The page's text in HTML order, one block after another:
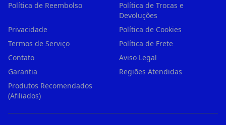
Política de Reembolso
Política de Trocas e
Devoluções
Privacidade
Política de Cookies
Termos de Serviço
Política de Frete
Contato
Aviso Legal
Garantia
Regiões Atendidas
Produtos Recomendados
(Afiliados)